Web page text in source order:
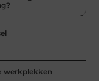
werkplekken